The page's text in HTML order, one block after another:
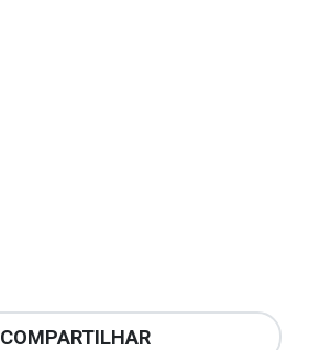
COMPARTILHAR